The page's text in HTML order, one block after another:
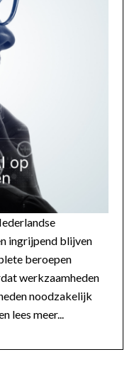
ingrijpend blijven
beroepen
werkzaamheden
noodzakelijk
lees meer...